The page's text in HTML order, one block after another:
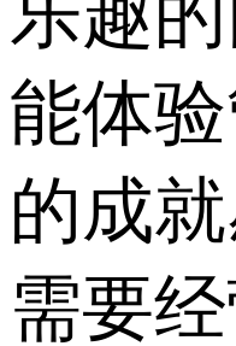
能体
的成
需要